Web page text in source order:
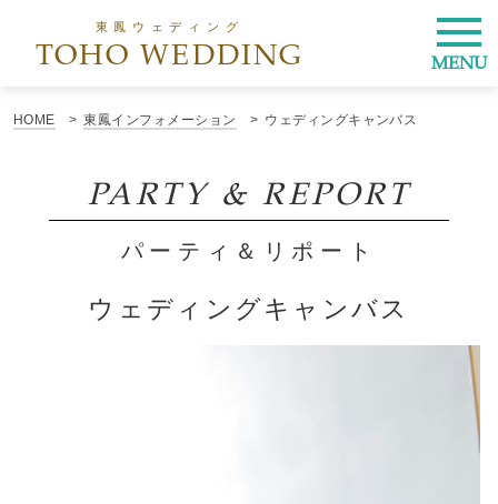
東鳳ウェディング
TOHO WEDDING MENU
HOME 東鳳インフォメーション ウェディングキャンバス
PARTY & REPORT
パーティ＆リポート
ウェディングキャンバス